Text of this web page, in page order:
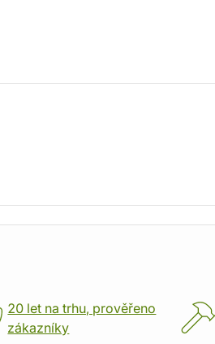
20 let na trhu, prověřeno
zákazníky